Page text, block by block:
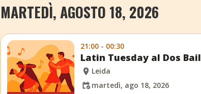
MARTEDÌ, AGOSTO 18, 2026
21:00 - 00:30
Latin Tuesday al Dos
Leida
martedì, ago 18, 2026